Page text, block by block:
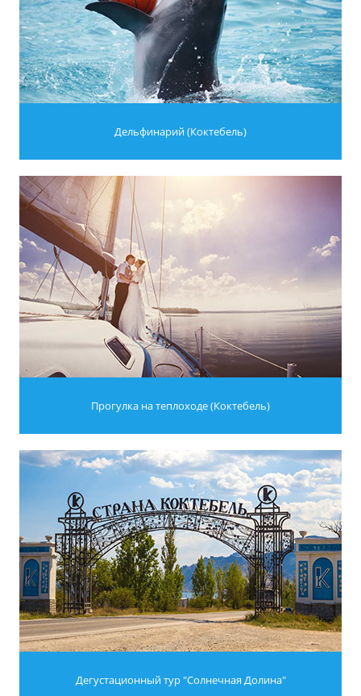
Дельфинарий (Коктебель)
Прогулка на теплоходе (Коктебель)
Дегустационный тур "Солнечная Долина"